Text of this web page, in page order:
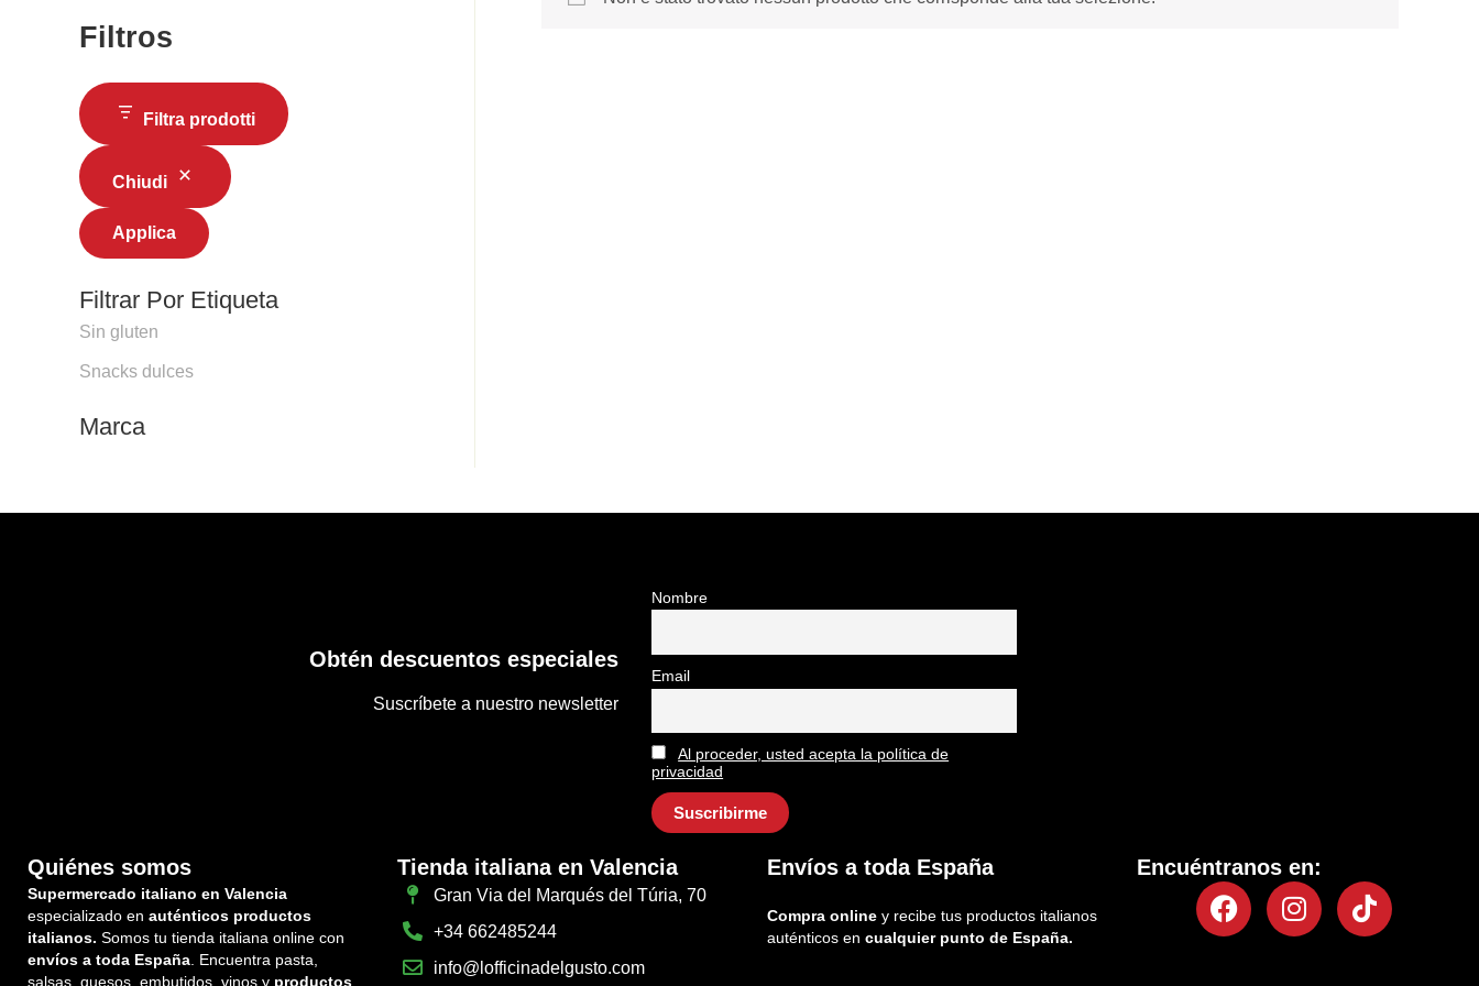
Filtros
Filtra prodotti
Chiudi
Applica
Filtrar Por Etiqueta
Sin gluten
Snacks dulces
Marca
Obtén descuentos especiales
Suscríbete a nuestro newsletter
Nombre
Email
Al proceder, usted acepta la política de
privacidad
Quiénes somos
Supermercado italiano en Valencia
especializado en auténticos productos
italianos. Somos tu tienda italiana online con
envíos a toda España . Encuentra pasta,
salsas, quesos, embutidos, vinos y productos
Tienda italiana en Valencia
Gran Via del Marqués del Túria, 70
+34 662485244
info@lofficinadelgusto.com
Envíos a toda España
Compra online y recibe tus productos italianos
auténticos en cualquier punto de España.
Encuéntranos en:
FacebookInstagram
Tiktok